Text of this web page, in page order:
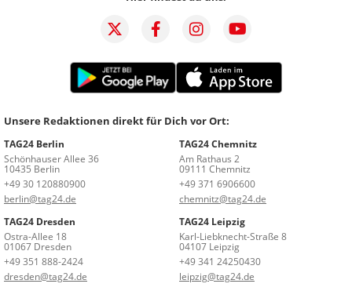
Unsere Redaktionen direkt für Dich vor Ort:
TAG24 Berlin
Schönhauser Allee 36
10435 Berlin
+49 30 120880900
berlin@tag24.de
TAG24 Chemnitz
Am Rathaus 2
09111 Chemnitz
+49 371 6906600
chemnitz@tag24.de
TAG24 Dresden
Ostra-Allee 18
01067 Dresden
+49 351 888-2424
dresden@tag24.de
TAG24 Leipzig
Karl-Liebknecht-Straße 8
04107 Leipzig
+49 341 24250430
leipzig@tag24.de